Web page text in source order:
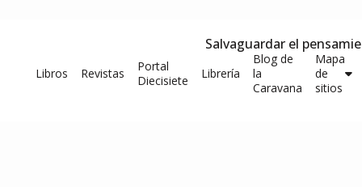
Salvaguardar el
Libros Revistas
Portal
Diecisiete
Librería
Blog de
la
Caravana
Mapa
de
sitios